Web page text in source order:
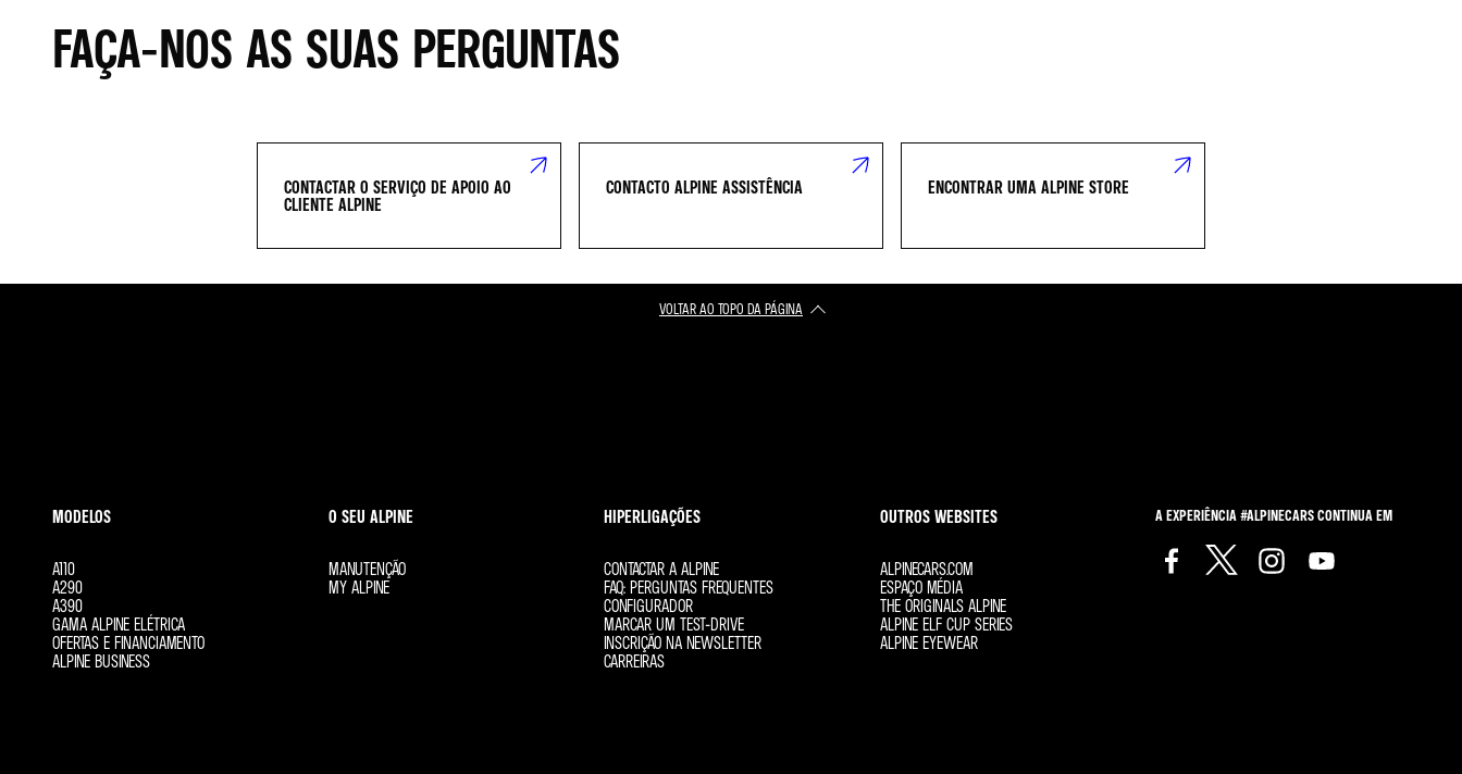
FAÇA-NOS AS SUAS PERGUNTAS
CONTACTAR O SERVIÇO DE APOIO AO
CLIENTE ALPINE
CONTACTO ALPINE ASSISTÊNCIA ENCONTRAR UMA ALPINE STORE
VOLTAR AO TOPO DA PÁGINA
MODELOS
A110
A290
A390
GAMA ALPINE ELÉTRICA
OFERTAS E FINANCIAMENTO
ALPINE BUSINESS
O SEU ALPINE
MANUTENÇÃO
MY ALPINE
HIPERLIGAÇÕES
CONTACTAR A ALPINE
FAQ: PERGUNTAS FREQUENTES
CONFIGURADOR
MARCAR UM TEST-DRIVE
INSCRIÇÃO NA NEWSLETTER
CARREIRAS
OUTROS WEBSITES
ALPINECARS.COM
ESPAÇO MÉDIA
THE ORIGINALS ALPINE
ALPINE ELF CUP SERIES
ALPINE EYEWEAR
A EXPERIÊNCIA #ALPINECARS CONTINUA EM